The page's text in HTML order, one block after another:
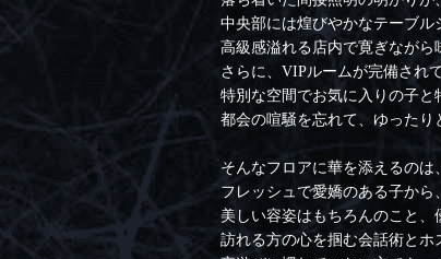
中央部には煌びやかなテーブル
高級感溢れる店内で寛ぎながら
さらに、VIPルームが完備され
特別な空間でお気に入りの子と
都会の喧騒を忘れて、ゆった
そんなフロアに華を添えるのは
フレッシュで愛嬌のある子か
美しい容姿はもちろんのこと、
訪れる方の心を掴む会話術と